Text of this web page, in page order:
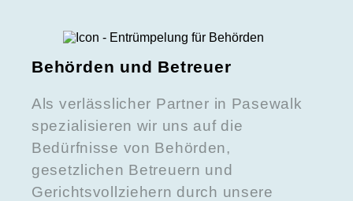
Behörden und Betreuer
Als verlässlicher Partner in Pasewalk
spezialisieren wir uns auf die
Bedürfnisse von Behörden,
gesetzlichen Betreuern und
Gerichtsvollziehern durch unsere